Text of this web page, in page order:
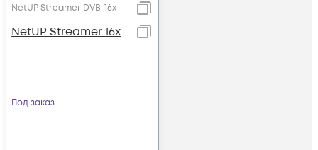
NetUP Streamer DVB-16x
NetUP Streamer 16x
Под заказ